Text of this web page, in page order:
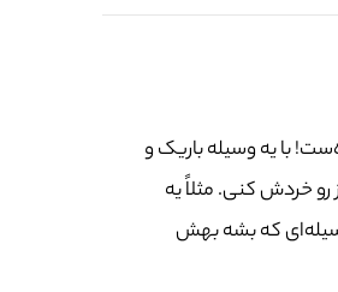
با یه وسیله باریک و
خردش کنی. مثلاً یه
که بشه بهش